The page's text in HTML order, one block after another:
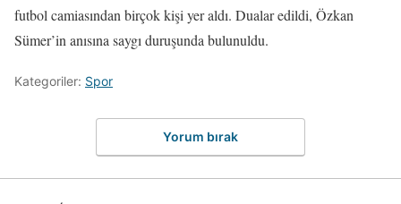
futbol camiasından birçok kişi yer aldı. Dualar edildi, Özkan
Sümer’in anısına saygı duruşunda bulunuldu.
Kategoriler: Spor
Yorum bırak